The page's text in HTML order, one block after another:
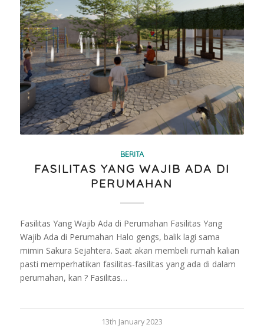
BERITA
FASILITAS YANG WAJIB ADA DI
PERUMAHAN
Fasilitas Yang Wajib Ada di Perumahan Fasilitas Yang
Wajib Ada di Perumahan Halo gengs, balik lagi sama
mimin Sakura Sejahtera. Saat akan membeli rumah kalian
pasti memperhatikan fasilitas-fasilitas yang ada di dalam
perumahan, kan ? Fasilitas…
13th January 2023